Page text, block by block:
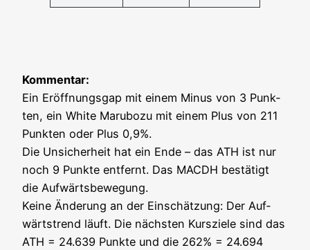
Kom­men­tar:
Ein Eröff­nungs­gap mit einem Minus von 3 Punk­
ten, ein White Marub­o­zu mit einem Plus von 211
Punk­ten oder Plus 0,9%.
Die Unsi­cher­heit hat ein Ende – das ATH ist nur
noch 9 Punk­te ent­fernt. Das MACDH bestä­tigt
die Auf­wärts­be­we­gung.
Kei­ne Ände­rung an der Ein­schät­zung: Der Auf­
wärts­trend läuft. Die nächs­ten Kurs­zie­le sind das
ATH = 24.639 Punk­te und die 262% = 24.694